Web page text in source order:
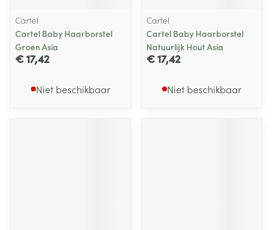
Cartel
Cartel Baby Haarborstel
Groen Asia
€ 17,42
Niet beschikbaar
Cartel
Cartel Baby Haarborstel
Natuurlijk Hout Asia
€ 17,42
Niet beschikbaar